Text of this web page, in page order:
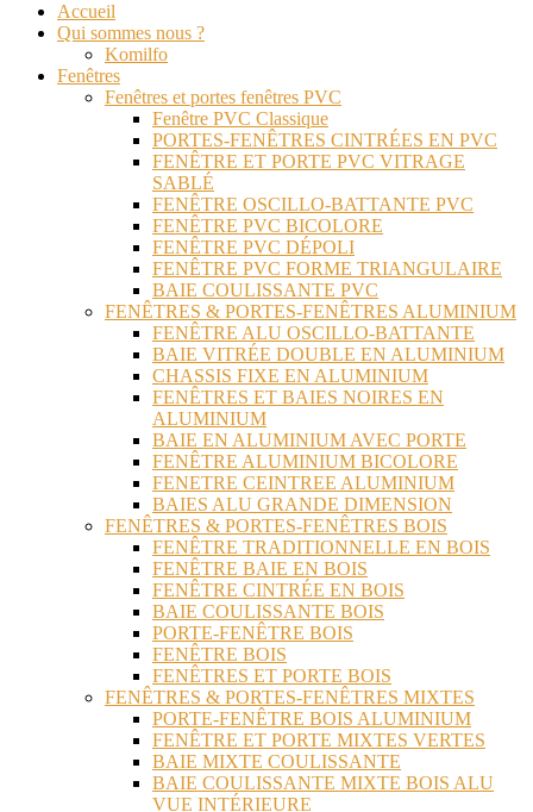
Accueil
Qui sommes nous ?
Komilfo
Fenêtres
Fenêtres et portes fenêtres PVC
Fenêtre PVC Classique
PORTES-FENÊTRES CINTRÉES EN PVC
FENÊTRE ET PORTE PVC VITRAGE
SABLÉ
FENÊTRE OSCILLO-BATTANTE PVC
FENÊTRE PVC BICOLORE
FENÊTRE PVC DÉPOLI
FENÊTRE PVC FORME TRIANGULAIRE
BAIE COULISSANTE PVC
FENÊTRES & PORTES-FENÊTRES ALUMINIUM
FENÊTRE ALU OSCILLO-BATTANTE
BAIE VITRÉE DOUBLE EN ALUMINIUM
CHASSIS FIXE EN ALUMINIUM
FENÊTRES ET BAIES NOIRES EN
ALUMINIUM
BAIE EN ALUMINIUM AVEC PORTE
FENÊTRE ALUMINIUM BICOLORE
FENETRE CEINTREE ALUMINIUM
BAIES ALU GRANDE DIMENSION
FENÊTRES & PORTES-FENÊTRES BOIS
FENÊTRE TRADITIONNELLE EN BOIS
FENÊTRE BAIE EN BOIS
FENÊTRE CINTRÉE EN BOIS
BAIE COULISSANTE BOIS
PORTE-FENÊTRE BOIS
FENÊTRE BOIS
FENÊTRES ET PORTE BOIS
FENÊTRES & PORTES-FENÊTRES MIXTES
PORTE-FENÊTRE BOIS ALUMINIUM
FENÊTRE ET PORTE MIXTES VERTES
BAIE MIXTE COULISSANTE
BAIE COULISSANTE MIXTE BOIS ALU
VUE INTÉRIEURE